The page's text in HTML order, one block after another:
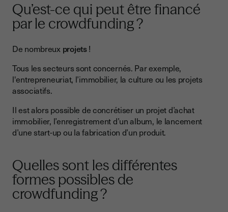
Qu’est-ce qui peut être financé
par le crowdfunding ?
De nombreux projets!
Tous les secteurs sont concernés. Par exemple,
l'entrepreneuriat, l’immobilier, la culture ou les projets
associatifs.
Il est alors possible de concrétiser un projet d’achat
immobilier, l’enregistrement d’un album, le lancement
d’une start-up ou la fabrication d’un produit.
Quelles sont les différentes
formes possibles de
crowdfunding ?